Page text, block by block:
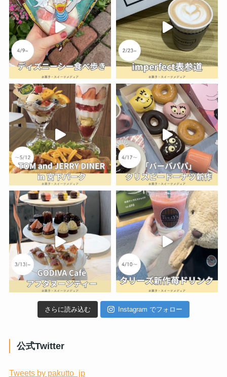
さらに読み込む Instagram でフォロー
公式Twitter
Tweets by pakutto_jp